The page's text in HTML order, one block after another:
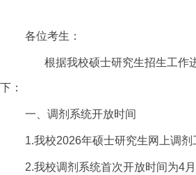
各位考生：
根据我校硕士研究生招生工作进
下：
一、调剂系统开放时间
1.我校2026年硕士研究生网上调剂
2.我校调剂系统首次开放时间为4月